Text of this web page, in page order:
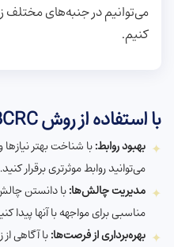
می‌توانیم در جنبه‌های مختلف
کنیم.
با استفاده از روش BCRC می‌توانید:
بهبود روابط:با شناخت بهتر
می‌توانید روابط موثرتری برقرار کنید.
مدیریت چالش‌ها:با دانستن
مناسبی برای مواجهه با آنها پیدا
بهره‌برداری از فرصت‌ها:با آگاهی